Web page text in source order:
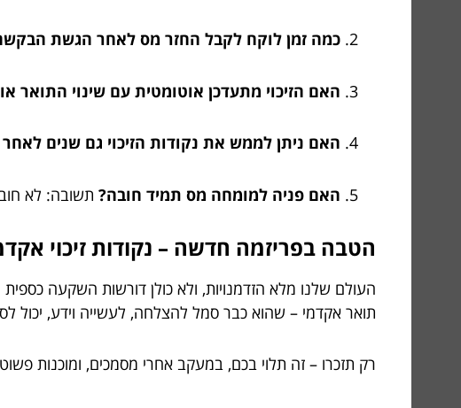
כמה זמן לוקח לקבל החזר מס לאחר הגשת
האם הזיכוי מתעדכן אוטומטית עם שינוי התואר
האם ניתן לממש את נקודות הזיכוי גם שנים לאחר
האם פניה למומחה מס תמיד חובה? תשובה: לא
הטבה בפריזמה חדשה – נקודות זיכוי
העולם שלנו מלא הזדמנויות, ולא כולן דורשות השקעה
תואר אקדמי – שהוא כבר סמל להצלחה, לעשייה וידע, יכול
רק תזכרו – זה תלוי בכם, במעקב אחרי מסמכים, ומוכנות